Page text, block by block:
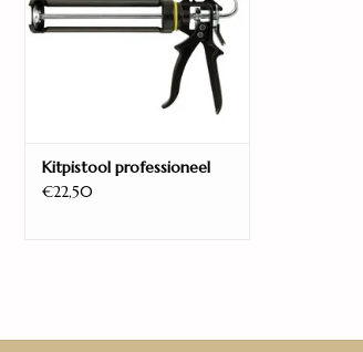
en een warme
Kitpistool professioneel
€22,50